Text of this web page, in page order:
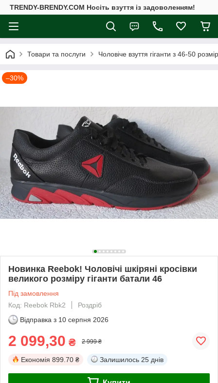
TRENDY-BRENDY.COM Носіть взуття із задоволенням!
Товари та послуги Чоловіче взуття гіганти з 46-50
–30%
Новинка Reebok! Чоловічі шкіряні кросівки
великого розміру гіганти батали 46
Під замовлення
Код: Reebok Rbk2
Роздріб
Відправка з 10 серпня 2026
2 099,30 ₴ 2 999 ₴
Економія 899.70 ₴ Залишилось 25 днів